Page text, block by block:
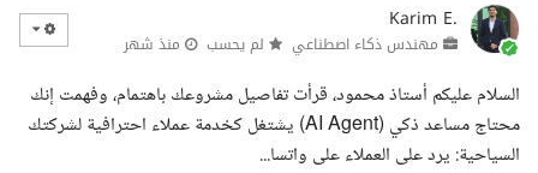
Karim E.
مهندس ذكاء اصطناعي لم يحسب منذ شهر
السلام عليكم أستاذ محمود، قرأت تفاصيل مشروعك باهتمام، وفهمت إنك
محتاج مساعد ذكي (AI Agent) يشتغل كخدمة عملاء احترافية لشركتك
السياحية: يرد على العملاء على واتسا...